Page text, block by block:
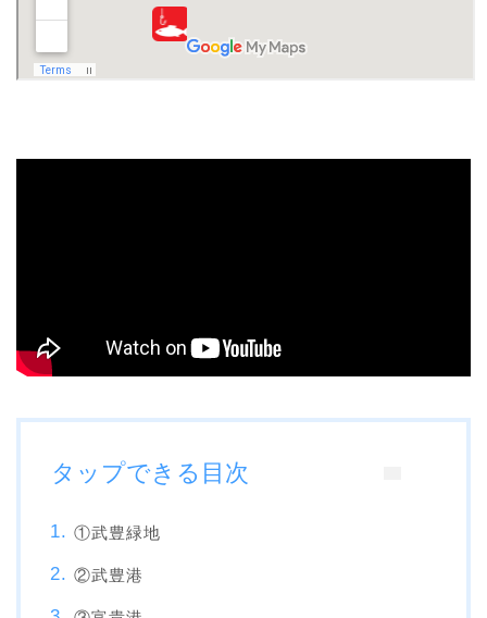
タップできる目次
①武豊緑地
②武豊港